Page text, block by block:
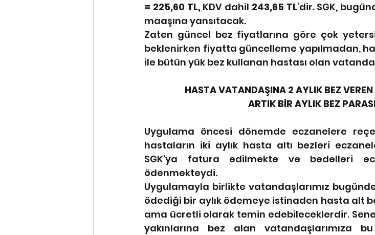
= 225,60 TL, KDV dahil 243,65 TL‘dir. SGK,
maaşına yansıtacak.
Zaten güncel bez fiyatlarına göre çok
beklenirken fiyatta güncelleme yapılmadan,
ile bütün yük bez kullanan hastası olan
HASTA VATANDAŞINA 2 AYLIK BEZ
ARTIK BİR AYLIK BEZ
Uygulama öncesi dönemde eczanelere
hastaların iki aylık hasta altı bezleri
SGK’ya fatura edilmekte ve bedelleri
ödenmekteydi.
Uygulamayla birlikte vatandaşlarımız
ödediği bir aylık ödemeye istinaden hasta alt
ama ücretli olarak temin edebileceklerdir.
yakınlarına bez alan vatandaşlarımıza